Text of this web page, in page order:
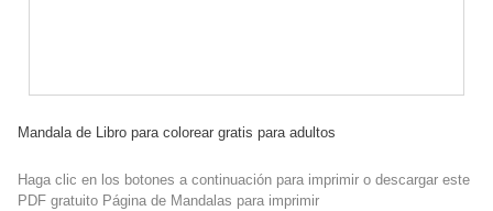
Mandala de Libro para colorear gratis para adultos
Haga clic en los botones a continuación para imprimir o descargar este
PDF gratuito Página de Mandalas para imprimir